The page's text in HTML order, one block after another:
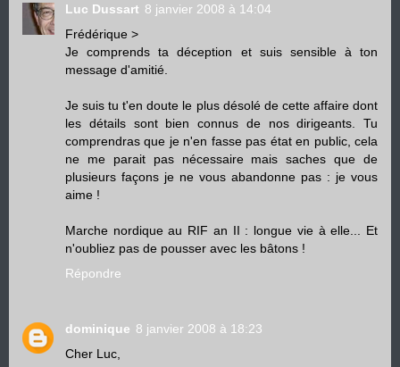
Luc Dussart 8 janvier 2008 à 14:04
Frédérique >
Je comprends ta déception et suis sensible à ton
message d'amitié.
Je suis tu t'en doute le plus désolé de cette affaire dont
les détails sont bien connus de nos dirigeants. Tu
comprendras que je n'en fasse pas état en public, cela
ne me parait pas nécessaire mais saches que de
plusieurs façons je ne vous abandonne pas : je vous
aime !
Marche nordique au RIF an II : longue vie à elle... Et
n'oubliez pas de pousser avec les bâtons !
Répondre
dominique 8 janvier 2008 à 18:23
Cher Luc,